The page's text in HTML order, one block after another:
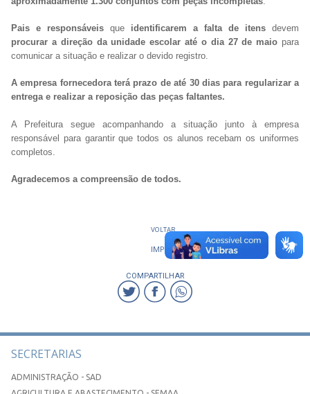
Pais e responsáveis que identificarem a falta de itens devem
procurar a direção da unidade escolar até o dia 27 de maio para
comunicar a situação e realizar o devido registro.
A empresa fornecedora terá prazo de até 30 dias para regularizar a
entrega e realizar a reposição das peças faltantes.
A Prefeitura segue acompanhando a situação junto à empresa
responsável para garantir que todos os alunos recebam os uniformes
completos.
Agradecemos a compreensão de todos.
VOLTAR
IMPRIMIR
COMPARTILHAR
SECRETARIAS
ADMINISTRAÇÃO - SAD